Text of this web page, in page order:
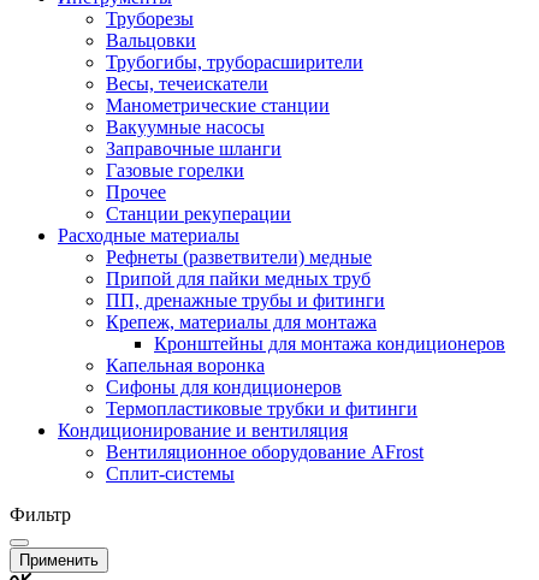
Труборезы
Вальцовки
Трубогибы, труборасширители
Весы, течеискатели
Манометрические станции
Вакуумные насосы
Заправочные шланги
Газовые горелки
Прочее
Станции рекуперации
Расходные материалы
Рефнеты (разветвители) медные
Припой для пайки медных труб
ПП, дренажные трубы и фитинги
Крепеж, материалы для монтажа
Кронштейны для монтажа кондиционеров
Капельная воронка
Сифоны для кондиционеров
Термопластиковые трубки и фитинги
Кондиционирование и вентиляция
Вентиляционное оборудование AFrost
Сплит-системы
Фильтр
Применить